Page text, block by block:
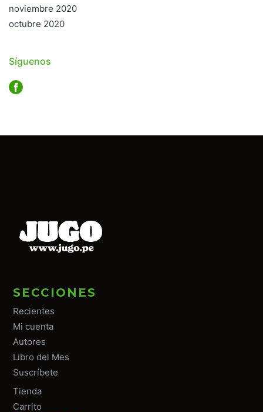
noviembre 2020
octubre 2020
Síguenos
SECCIONES
Recientes
Mi cuenta
Autores
Libro del Mes
Suscríbete
Tienda
Carrito